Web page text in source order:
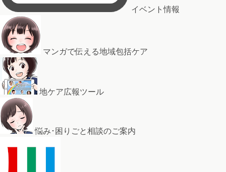
イベント情報
マンガで伝える地域包括ケア
地ケア広報ツール
悩み･困りごと相談のご案内